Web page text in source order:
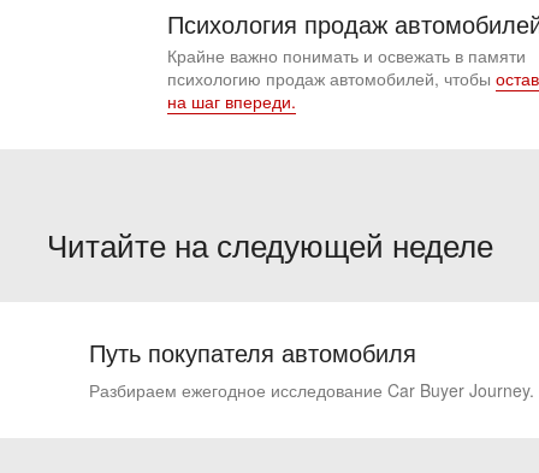
Психология продаж
Крайне важно понимать и освежать в памяти
психологию продаж автомобилей, чтобы
на шаг впереди.
Читайте на следующей неделе
Путь покупателя автомобиля
Разбираем ежегодное исследование Car Buyer Journey.